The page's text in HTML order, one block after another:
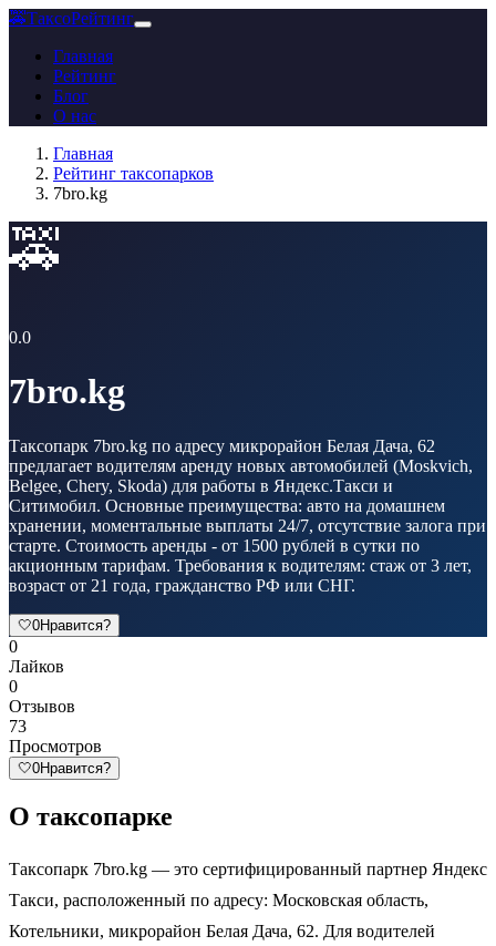
🚕ТаксоРейтинг
Главная
Рейтинг
Блог
О нас
Главная
Рейтинг таксопарков
7bro.kg
🚕
0.0
7bro.kg
Таксопарк 7bro.kg по адресу микрорайон Белая Дача, 62
предлагает водителям аренду новых автомобилей (Moskvich,
Belgee, Chery, Skoda) для работы в Яндекс.Такси и
Ситимобил. Основные преимущества: авто на домашнем
хранении, моментальные выплаты 24/7, отсутствие залога при
старте. Стоимость аренды - от 1500 рублей в сутки по
акционным тарифам. Требования к водителям: стаж от 3 лет,
возраст от 21 года, гражданство РФ или СНГ.
🤍0Нравится?
0
Лайков
0
Отзывов
73
Просмотров
🤍0Нравится?
О таксопарке
Таксопарк 7bro.kg — это сертифицированный партнер Яндекс
Такси, расположенный по адресу: Московская область,
Котельники, микрорайон Белая Дача, 62. Для водителей